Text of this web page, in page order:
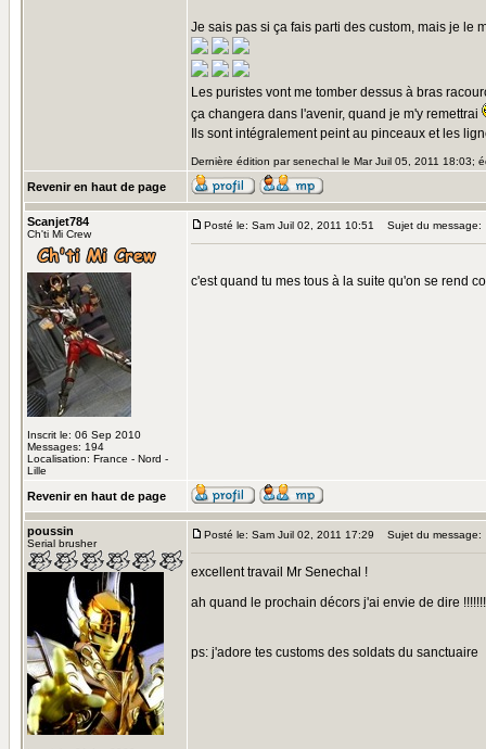
Je sais pas si ça fais parti des custom, mais je le
Les puristes vont me tomber dessus à bras
ça changera dans l'avenir, quand je m'y remettrai
Ils sont intégralement peint au pinceaux et les
Dernière édition par senechal le Mar Juil 05, 2011 18:03;
Revenir en haut de page
Scanjet784
Ch'ti Mi Crew
Inscrit le: 06 Sep 2010
Messages: 194
Localisation: France - Nord -
Lille
Posté le: Sam Juil 02, 2011 10:51 Sujet du message:
c'est quand tu mes tous à la suite qu'on se rend
Revenir en haut de page
poussin
Serial brusher
Posté le: Sam Juil 02, 2011 17:29 Sujet du message:
excellent travail Mr Senechal !
ah quand le prochain décors j'ai envie de dire
ps: j'adore tes customs des soldats du sanctuaire